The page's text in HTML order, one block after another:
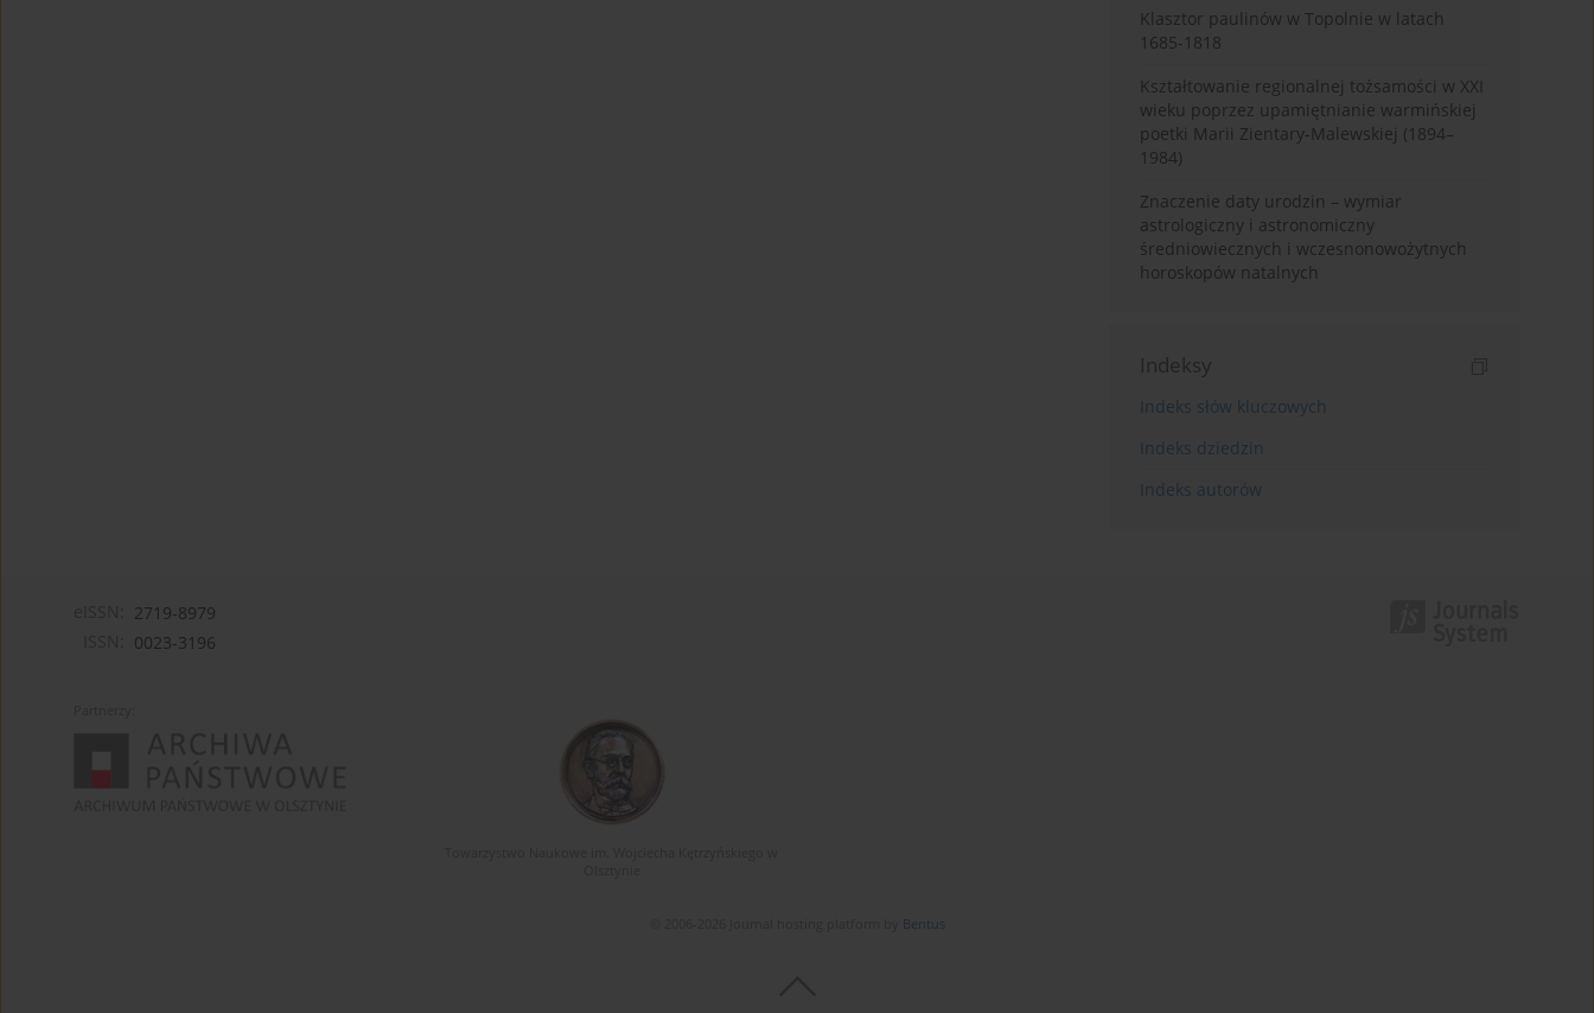
Klasztor paulinów w Topolnie w latach
1685-1818
Kształtowanie regionalnej tożsamości w XXI
wieku poprzez upamiętnianie warmińskiej
poetki Marii Zientary-Malewskiej (1894–
1984)
Znaczenie daty urodzin – wymiar
astrologiczny i astronomiczny
średniowiecznych i wczesnonowożytnych
horoskopów natalnych
Indeksy
Indeks słów kluczowych
Indeks dziedzin
Indeks autorów
2719-8979
0023-3196
Bentus